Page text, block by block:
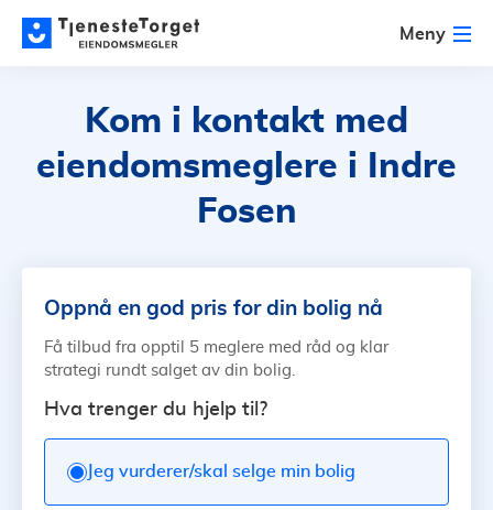
Meny
Kom i kontakt med
eiendomsmeglere i Indre
Fosen
Oppnå en god pris for din bolig nå
Få tilbud fra opptil 5 meglere med råd og klar
strategi rundt salget av din bolig.
Hva trenger du hjelp til?
Jeg vurderer/skal selge min bolig